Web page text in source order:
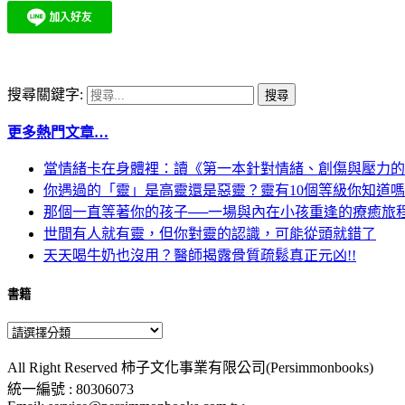
搜尋關鍵字:
更多熱門文章…
當情緒卡在身體裡：讀《第一本針對情緒、創傷與壓力的
你遇過的「靈」是高靈還是惡靈？靈有10個等級你知道嗎
那個一直等著你的孩子──一場與內在小孩重逢的療癒旅
世間有人就有靈，但你對靈的認識，可能從頭就錯了
天天喝牛奶也沒用？醫師揭露骨質疏鬆真正元凶!!
書籍
All Right Reserved 柿子文化事業有限公司(Persimmonbooks)
統一編號 : 80306073